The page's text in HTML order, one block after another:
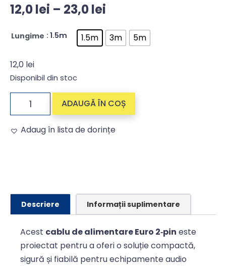
12,0lei – 23,0lei
Lungime : 1.5m 1.5m 3m 5m
12,0 lei
Disponibil din stoc
ADAUGĂ ÎN COȘ
Adaug în lista de dorințe
Descriere Informații suplimentare
Acest cablu de alimentare Euro 2‑pin este
proiectat pentru a oferi o soluție compactă,
sigură și fiabilă pentru echipamente audio